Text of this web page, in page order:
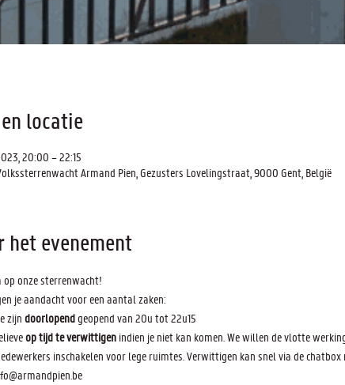
locatie
20:00 – 22:15
Armand Pien, Gezusters Lovelingstraat, 9000 Gent, België
het evenement
op onze sterrenwacht!
je aandacht voor een aantal zaken:
zijn doorlopend geopend van 20u tot 22u15
op tijd te verwittigen indien je niet kan komen. We willen de vlotte
inschakelen voor lege ruimtes. Verwittigen kan snel via de